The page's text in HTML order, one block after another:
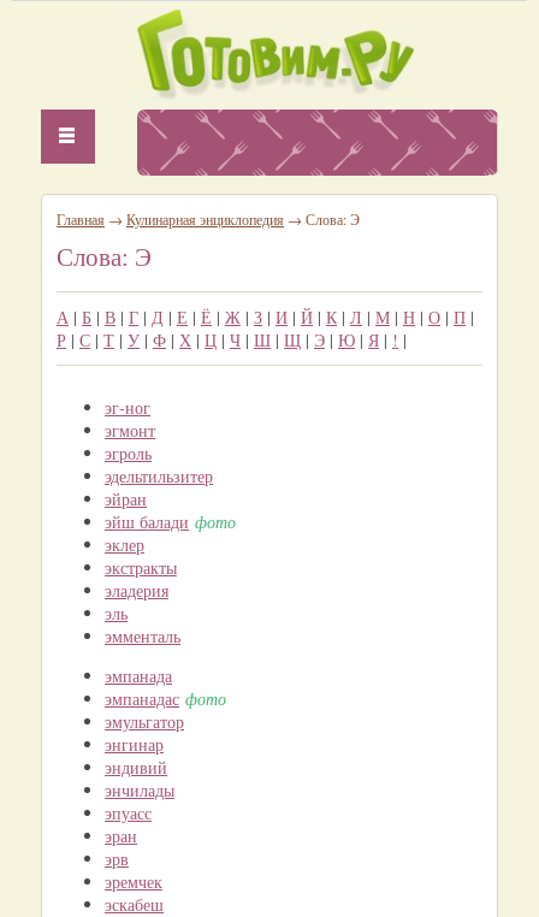
Главная → Кулинарная энциклопедия → Слова: Э
Слова: Э
А | Б | В | Г | Д | Е | Ё | Ж | З | И | Й | К| Л | М | Н | О | П |
Р | С | Т | У | Ф | Х | Ц | Ч | Ш | Щ | Э | Ю | Я | ! |
эг-ног
эгмонт
эгроль
эдельтильзитер
эйран
эйш балади фото
эклер
экстракты
эладерия
эль
эмменталь
эмпанада
эмпанадас фото
эмульгатор
энгинар
эндивий
энчилады
эпуасс
эран
эрв
эремчек
эскабеш